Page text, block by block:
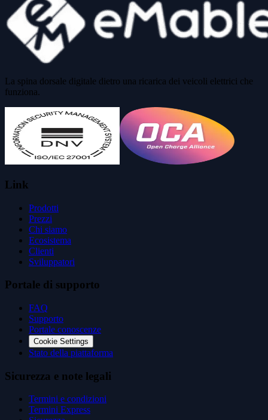
La spina dorsale digitale dietro una ricarica dei veicoli elettrici che
funziona.
Link
Prodotti
Prezzi
Chi siamo
Ecosistema
Clienti
Sviluppatori
Portale di supporto
FAQ
Supporto
Portale conoscenze
Cookie Settings
Stato della piattaforma
Sicurezza e note legali
Termini e condizioni
Termini Express